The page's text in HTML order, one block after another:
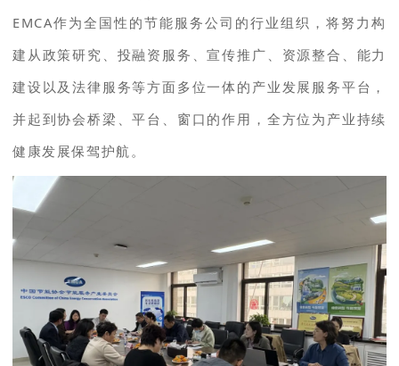
EMCA作为全国性的节能服务公司的行业组织，将努力构
建从政策研究、投融资服务、宣传推广、资源整合、能力
建设以及法律服务等方面多位一体的产业发展服务平台，
并起到协会桥梁、平台、窗口的作用，全方位为产业持续
健康发展保驾护航。